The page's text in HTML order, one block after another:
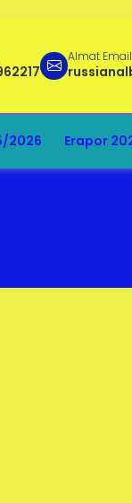
Almat Email
2026 Erapor